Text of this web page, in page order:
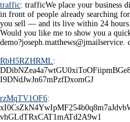
traffic: trafficWe place your business
in front of people already searching
you sell — and its live within 24 hours.
Would you like me to show you a
demo?joseph.matthews@jmailservice.
RbH5RZHRML:
I9DNdJwJn67mPzfDxomGJ
rzMqTV1OF6:
vhGLdTRxCAT1mATd2A9w1